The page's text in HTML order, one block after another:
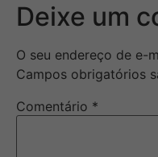
Deixe um
O seu endereço de e-
Campos obrigatórios
Comentário *